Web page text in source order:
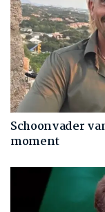
Schoonvader
moment